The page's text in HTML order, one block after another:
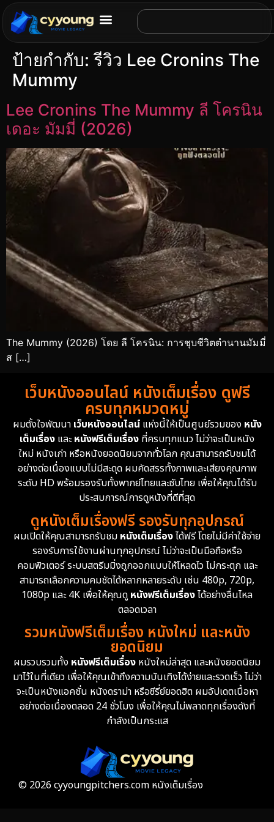
ป้ายกำกับ:รีวิว Lee Cronins The
Mummy
Lee Cronins The Mummy ลี โครนิน
เดอะ มัมมี่ (2026)
The Mummy (2026) โดย ลี โครนิน: การชุบชีวิตตำนานมัมมี่
ส […]
เว็บหนังออนไลน์ หนังเต็มเรื่อง ดูฟรี
ครบทุกหมวดหมู่
ผมตั้งใจพัฒนา เว็บหนังออนไลน์แห่งนี้ให้เป็นศูนย์รวมของ หนัง
เต็มเรื่อง และหนังฟรีเต็มเรื่อง ที่ครบทุกแนว ไม่ว่าจะเป็นหนัง
ใหม่ หนังเก่า หรือหนังยอดนิยมจากทั่วโลก คุณสามารถรับชมได้
อย่างต่อเนื่องแบบไม่มีสะดุด ผมคัดสรรทั้งภาพและเสียงคุณภาพ
ระดับ HD พร้อมรองรับทั้งพากย์ไทยและซับไทย เพื่อให้คุณได้รับ
ประสบการณ์การดูหนังที่ดีที่สุด
ดูหนังเต็มเรื่องฟรี รองรับทุกอุปกรณ์
ผมเปิดให้คุณสามารถรับชม หนังเต็มเรื่องได้ฟรี โดยไม่มีค่าใช้จ่าย
รองรับการใช้งานผ่านทุกอุปกรณ์ ไม่ว่าจะเป็นมือถือหรือ
คอมพิวเตอร์ ระบบสตรีมมิ่งถูกออกแบบให้โหลดไว ไม่กระตุก และ
สามารถเลือกความคมชัดได้หลากหลายระดับ เช่น 480p, 720p,
1080p และ 4K เพื่อให้คุณดูหนังฟรีเต็มเรื่องได้อย่างลื่นไหล
ตลอดเวลา
รวมหนังฟรีเต็มเรื่อง หนังใหม่ และหนัง
ยอดนิยม
ผมรวบรวมทั้ง หนังฟรีเต็มเรื่อง หนังใหม่ล่าสุด และหนังยอดนิยม
มาไว้ในที่เดียว เพื่อให้คุณเข้าถึงความบันเทิงได้ง่ายและรวดเร็ว ไม่ว่า
จะเป็นหนังแอคชั่น หนังดราม่า หรือซีรี่ย์ยอดฮิต ผมอัปเดตเนื้อหา
อย่างต่อเนื่องตลอด 24 ชั่วโมง เพื่อให้คุณไม่พลาดทุกเรื่องดังที่
กำลังเป็นกระแส
© 2026 cyyoungpitchers.com หนังเต็มเรื่อง